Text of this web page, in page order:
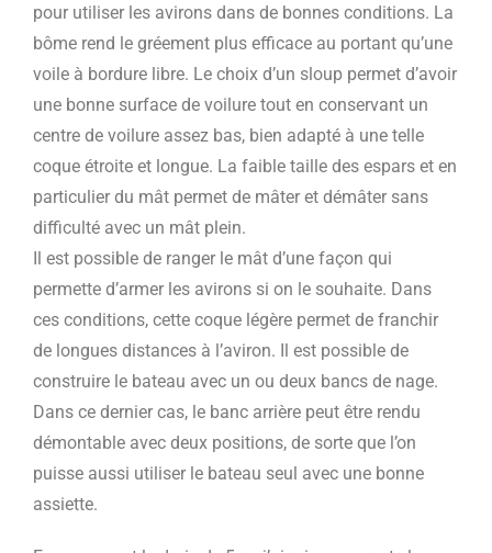
pour utiliser les avirons dans de bonnes conditions. La
bôme rend le gréement plus efficace au portant qu’une
voile à bordure libre. Le choix d’un sloup permet d’avoir
une bonne surface de voilure tout en conservant un
centre de voilure assez bas, bien adapté à une telle
coque étroite et longue. La faible taille des espars et en
particulier du mât permet de mâter et démâter sans
difficulté avec un mât plein.
Il est possible de ranger le mât d’une façon qui
permette d’armer les avirons si on le souhaite. Dans
ces conditions, cette coque légère permet de franchir
de longues distances à l’aviron. Il est possible de
construire le bateau avec un ou deux bancs de nage.
Dans ce dernier cas, le banc arrière peut être rendu
démontable avec deux positions, de sorte que l’on
puisse aussi utiliser le bateau seul avec une bonne
assiette.